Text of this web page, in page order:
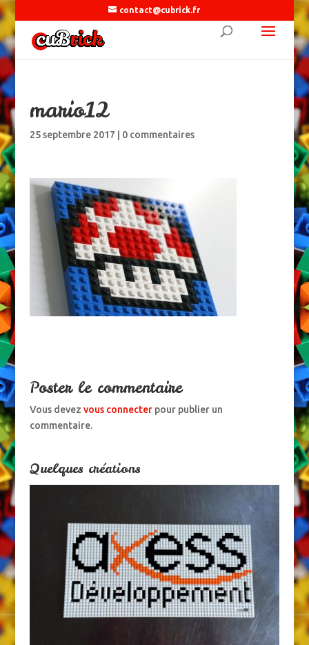
contact@cubrick.fr
mario12
25 septembre 2017 0 commentaires
Poster le commentaire
Vous devez vous connecterpour publier un
commentaire.
Quelques créations